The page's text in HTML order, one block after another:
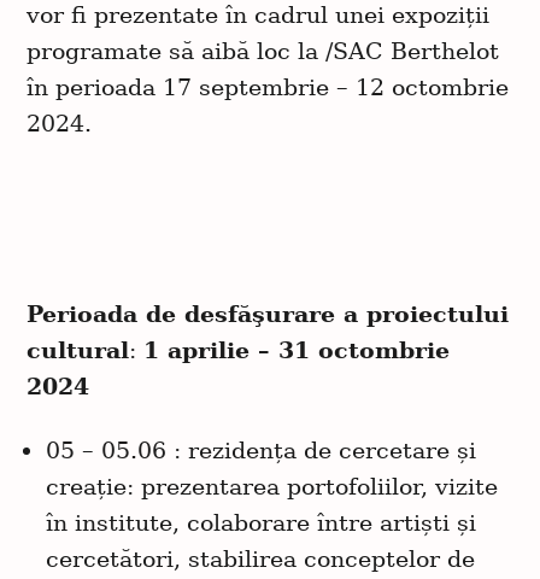
vor fi prezentate în cadrul unei expoziții
programate să aibă loc la /SAC Berthelot
în perioada 17 septembrie – 12 octombrie
2024.
Perioada de desfăşurare a proiectului
cultural: 1 aprilie – 31 octombrie
2024
05 – 05.06 : rezidența de cercetare și
creație: prezentarea portofoliilor, vizite
în institute, colaborare între artiști și
cercetători, stabilirea conceptelor de